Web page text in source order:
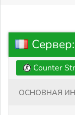
Counter
Основная